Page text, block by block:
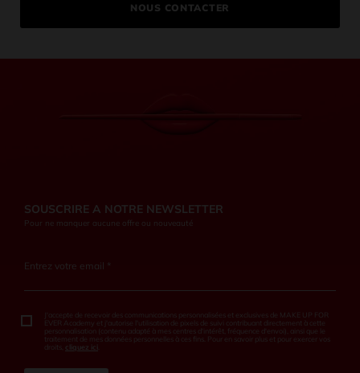
NOUS CONTACTER
SOUSCRIRE A NOTRE NEWSLETTER
Pour ne manquer aucune offre ou nouveauté
Entrez votre email *
J'accepte de recevoir des communications personnalisées et exclusives de MAKE UP FOR
EVER Academy et j'autorise l'utilisation de pixels de suivi contribuant directement à cette
personnalisation (contenu adapté à mes centres d'intérêt, fréquence d'envoi), ainsi que le
traitement de mes données personnelles à ces fins. Pour en savoir plus et pour exercer vos
droits, cliquez ici